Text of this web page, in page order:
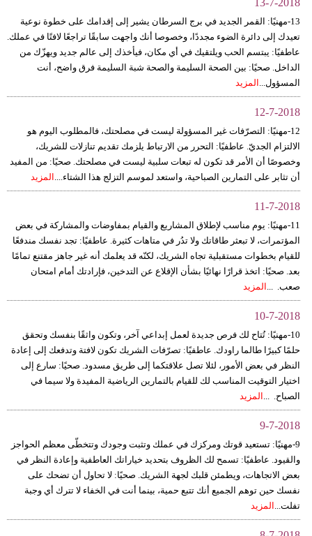
13-7-2018
13-مهنيًا: القمر الجديد في برج السرطان يشير إلى إقدامك على خطوة نوعية
تعيدك إلى دائرة الضوء مجددًا، وخصوصا أنك واجهت سابقًا تراجعًا لافتًا في عملك.
عاطفيًا: يبتسم الحب ويلتقيك في أي مكان، فيأخذك إلى عالم جديد ويهزّك من
الداخل. صحيًا: بين الصحة السليمة والصحة شبة السليمة فرق واضح، أنت
المسؤول... المزيد
12-7-2018
12-مهنيًا: التصرّفات غير المسؤولة ليست في مصلحتك، فالمطلوب اليوم هو
الالتزام الجديّ. عاطفيًا: التحرر من الارتباط يلزمك تقديم تنازلات للشريك،
وخصوصًا أن الأمر قد تكون له تبعات سلبية ليست في مصلحتك. صحيًا: من المفيد
أن تثابر على التمارين الصباحية، واستعد لموسم التزلج هذا الشتاء.... المزيد
11-7-2018
11-مهنيًا: يوم مناسب لإطلاق المشاريع والقيام بمفاوضات والمشاركة في بعض
المؤتمرات، لا تبعثر طاقاتك ولا تدُر في متاهات كثيرة. عاطفيًا: تجد نفسك مندفعًا
للقيام بخطوات مستقبلية تجاه الشريك، لكنّه قد يعلمك أنه غير جاهز مقتنع تمامًا
بعد. صحيًا: اتخذ قرارًا نهائيًا بشأن الإقلاع عن التدخين، فإرادتك أمام امتحان
صعب. ... المزيد
10-7-2018
10-مهنيًا: تُتاح لك فرص جديدة لعمل إبداعي آخر، وتكون واثقًا بنفسك وتحقق
حلمًا كبيرًا طالما راودك. عاطفيًا: تصرّفات الشريك تكون لافتة وتدفعك إلى إعادة
النظر في بعض الأمور، لئلا تصل علاقتكما إلى طريق مسدود. صحيًا: سارع إلى
اختيار التوقيت المناسب لك للقيام بالتمارين الرياضية المفيدة ولا سيما في
الصباح. ... المزيد
9-7-2018
9-مهنيًا: تستعيد قوتك ومركزك في عملك وتثبت وجودك وتتخطّى معظم الحواجز
والقيود. عاطفيًا: تسمح لك الظروف بتحديد خياراتك العاطفية وإعادة النظر في
بعض الاتجاهات، ويطمئن قلبك لجهة الشريك. صحيًا: لا تحاول أن تضحك على
نفسك حين توهم الجميع أنك تتبع حمية، بينما أنت في الخفاء لا تترك أي وجبة
تفلت... المزيد